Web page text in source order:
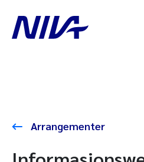
Arrangementer